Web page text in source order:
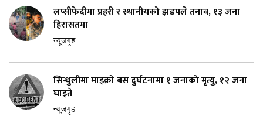
लप्सीफेदीमा प्रहरी र स्थानीयको झडपले तनाव, १३ जना
हिरासतमा
न्यूजगृह
सिन्धुलीमा माइक्रो बस दुर्घटनामा १ जनाको मृत्यु, १२ जना
घाइते
न्यूजगृह